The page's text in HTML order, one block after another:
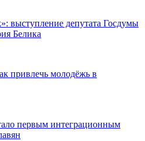
выступление депутата Госдумы
Белика
привлечь молодёжь в
первым интеграционным